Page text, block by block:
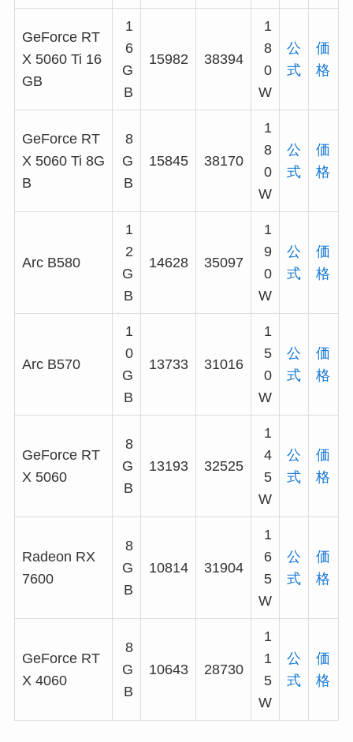
GeForce RT
X 5060 Ti 16
GB
1
6
G
B
15982 38394
1
8
0
W
公
式
価
格
GeForce RT
X 5060 Ti 8G
B
8
G
B
15845 38170
1
8
0
W
公
式
価
格
Arc B580
1
2
G
B
14628 35097
1
9
0
W
公
式
価
格
Arc B570
1
0
G
B
13733 31016
1
5
0
W
公
式
価
格
GeForce RT
X 5060
8
G
B
13193 32525
1
4
5
W
公
式
価
格
Radeon RX
7600
8
G
B
10814 31904
1
6
5
W
公
式
価
格
GeForce RT
X 4060
8
G
B
10643 28730
1
1
5
W
公
式
価
格